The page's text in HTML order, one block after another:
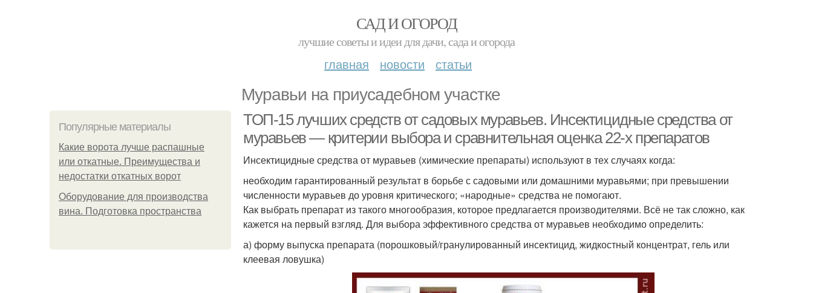
САД И ОГОРОД
лучшие советы и идеи для дачи, сада и огорода
главная новости статьи
Муравьи на приусадебном участке
Популярные материалы
Какие ворота лучше распашные
или откатные. Преимущества и
недостатки откатных ворот
Оборудование для производства
вина. Подготовка пространства
ТОП-15 лучших средств от садовых муравьев. Инсектицидные средства от
муравьев — критерии выбора и сравнительная оценка 22-х препаратов
Инсектицидные средства от муравьев (химические препараты) используют в тех случаях когда:
необходим гарантированный результат в борьбе с садовыми или домашними муравьями; при превышении
численности муравьев до уровня критического; «народные» средства не помогают.
Как выбрать препарат из такого многообразия, которое предлагается производителями. Всё не так сложно, как
кажется на первый взгляд. Для выбора эффективного средства от муравьев необходимо определить:
а) форму выпуска препарата (порошковый/гранулированный инсектицид, жидкостный концентрат, гель или
клеевая ловушка)